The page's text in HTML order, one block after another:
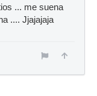
... me suena
.... Jjajajaja